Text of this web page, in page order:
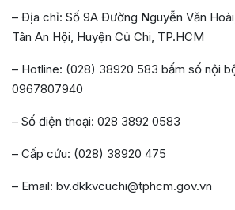
– Địa chỉ: Số 9A Đường Nguyễn Văn
Tân An Hội, Huyện Củ Chi, TP.HCM
– Hotline: (028) 38920 583 bấm số nội
0967807940
– Số điện thoại: 028 3892 0583
– Cấp cứu: (028) 38920 475
– Email: bv.dkkvcuchi@tphcm.gov.vn